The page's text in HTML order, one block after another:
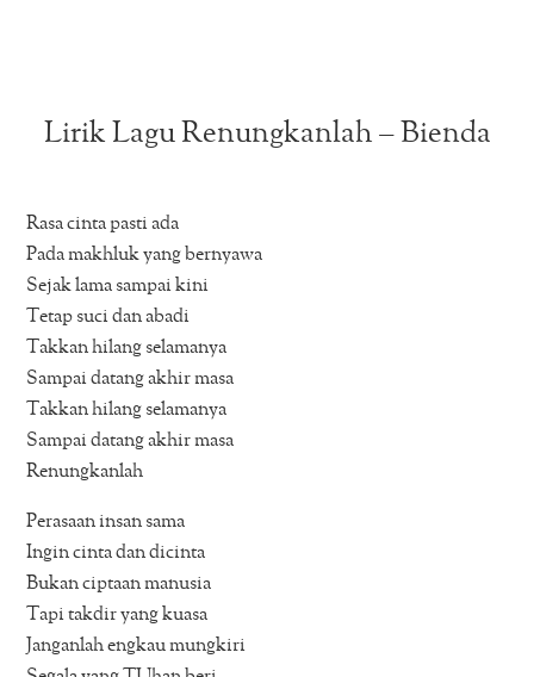
Lirik Lagu Renungkanlah – Bienda
Rasa cinta pasti ada
Pada makhluk yang bernyawa
Sejak lama sampai kini
Tetap suci dan abadi
Takkan hilang selamanya
Sampai datang akhir masa
Takkan hilang selamanya
Sampai datang akhir masa
Renungkanlah
Perasaan insan sama
Ingin cinta dan dicinta
Bukan ciptaan manusia
Tapi takdir yang kuasa
Janganlah engkau mungkiri